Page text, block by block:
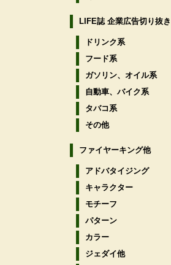
LIFE誌 企業広告切り抜き
ドリンク系
フード系
ガソリン、オイル系
自動車、バイク系
タバコ系
その他
ファイヤーキング他
アドバタイジング
キャラクター
モチーフ
パターン
カラー
ジェダイ他